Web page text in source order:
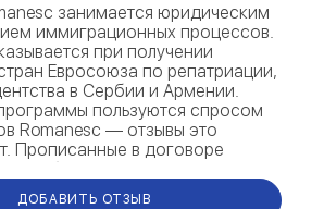
занимается юридическим
иммиграционных процессов.
при получении
Евросоюза по репатриации,
в Сербии и Армении.
пользуются спросом
Romanesc — отзывы это
Прописанные в договоре
об ответственности и
ДОБАВИТЬ ОТЗЫВ